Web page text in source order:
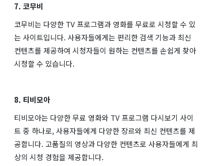
7. 코무비
코무비는 다양한 TV 프로그램과 영화를 무료로 시청할 수 있
는 사이트입니다. 사용자들에게는 편리한 검색 기능과 최신
컨텐츠를 제공하여 시청자들이 원하는 컨텐츠를 손쉽게 찾아
시청할 수 있습니다.
8. 티비모아
티비모아는 다양한 무료 영화와 TV 프로그램 다시보기 사이
트 중 하나로, 사용자들에게 다양한 장르와 최신 컨텐츠를 제
공합니다. 고품질의 영상과 다양한 컨텐츠로 사용자들에게 최
상의 시청 경험을 제공합니다.